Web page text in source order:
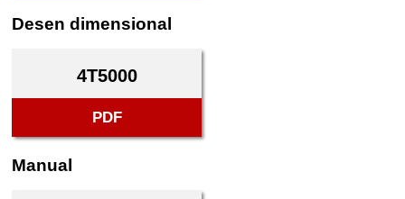
Desen dimensional
4T5000
PDF
Manual